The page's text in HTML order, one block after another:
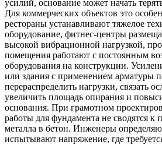
усилий, основание может начать
Для коммерческих объектов это
рестораны устанавливают тяжелое
оборудование, фитнес-центры
высокой вибрационной нагрузкой,
помещения работают с постоянным
оборудования на конструкции.
или здания с применением арматуры
перераспределить нагрузки, связать
увеличить площадь опирания и
основания. При грамотном
работы для фундамента не сводятся к
металла в бетон. Инженеры
испытывают напряжение, где